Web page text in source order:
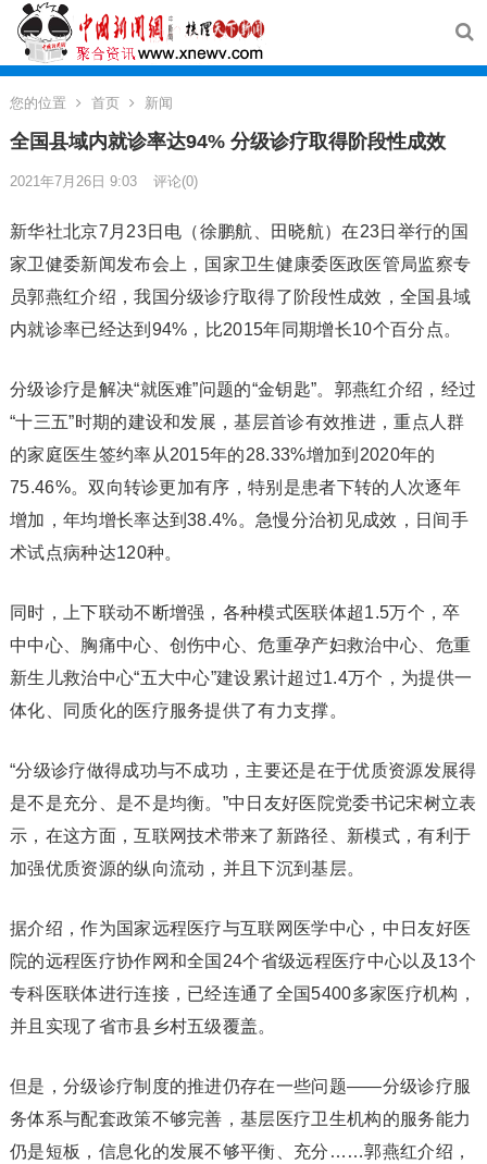
您的位置 首页 新闻
全国县域内就诊率达94% 分级诊疗取得阶段性成效
2021年7月26日 9:03 评论(0)
新华社北京7月23日电（徐鹏航、田晓航）在23日举行的国
家卫健委新闻发布会上，国家卫生健康委医政医管局监察专
员郭燕红介绍，我国分级诊疗取得了阶段性成效，全国县域
内就诊率已经达到94%，比2015年同期增长10个百分点。
分级诊疗是解决“就医难”问题的“金钥匙”。郭燕红介绍，经过
“十三五”时期的建设和发展，基层首诊有效推进，重点人群
的家庭医生签约率从2015年的28.33%增加到2020年的
75.46%。双向转诊更加有序，特别是患者下转的人次逐年
增加，年均增长率达到38.4%。急慢分治初见成效，日间手
术试点病种达120种。
同时，上下联动不断增强，各种模式医联体超1.5万个，卒
中中心、胸痛中心、创伤中心、危重孕产妇救治中心、危重
新生儿救治中心“五大中心”建设累计超过1.4万个，为提供一
体化、同质化的医疗服务提供了有力支撑。
“分级诊疗做得成功与不成功，主要还是在于优质资源发展得
是不是充分、是不是均衡。”中日友好医院党委书记宋树立表
示，在这方面，互联网技术带来了新路径、新模式，有利于
加强优质资源的纵向流动，并且下沉到基层。
据介绍，作为国家远程医疗与互联网医学中心，中日友好医
院的远程医疗协作网和全国24个省级远程医疗中心以及13个
专科医联体进行连接，已经连通了全国5400多家医疗机构，
并且实现了省市县乡村五级覆盖。
但是，分级诊疗制度的推进仍存在一些问题——分级诊疗服
务体系与配套政策不够完善，基层医疗卫生机构的服务能力
仍是短板，信息化的发展不够平衡、充分……郭燕红介绍，